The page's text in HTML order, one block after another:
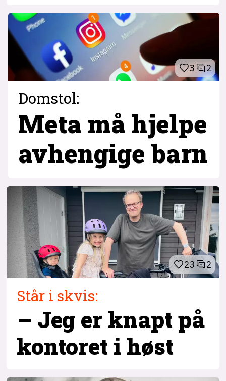
3 2
Domstol:
Meta må hjelpe
avhengige barn
23 2
Står i skvis:
– Jeg er knapt på
kontoret i høst